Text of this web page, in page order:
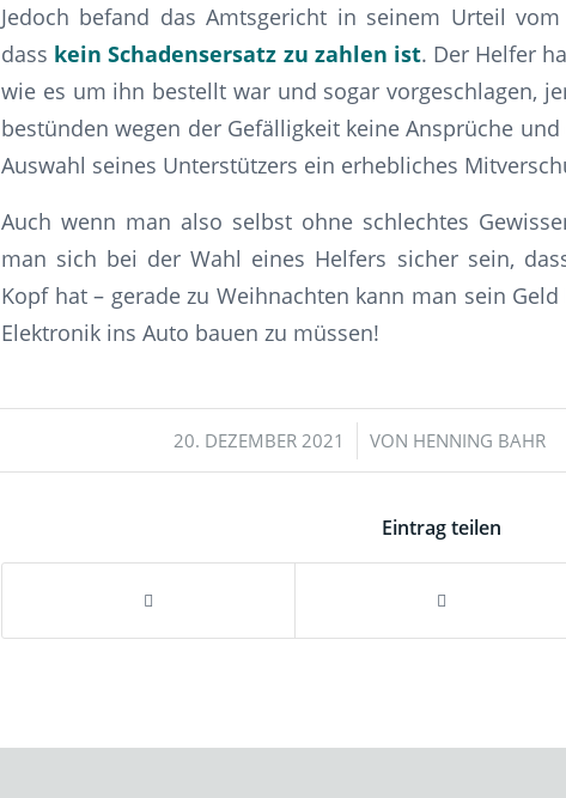
Jedoch befand das Amtsgericht in seinem Urteil vom
dass kein Schadensersatz zu zahlen ist. Der Helfer
wie es um ihn bestellt war und sogar vorgeschlagen,
bestünden wegen der Gefälligkeit keine Ansprüche
Auswahl seines Unterstützers ein erhebliches
Auch wenn man also selbst ohne schlechtes
man sich bei der Wahl eines Helfers sicher sein,
Kopf hat – gerade zu Weihnachten kann man sein
Elektronik ins Auto bauen zu müssen!
20. DEZEMBER 2021
/ VON HENNING BAHR
Eintrag teilen